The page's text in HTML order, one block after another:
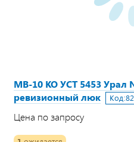
МВ-10 КО УСТ 5453 Урал
ревизионный люк
Код:
Цена по запросу